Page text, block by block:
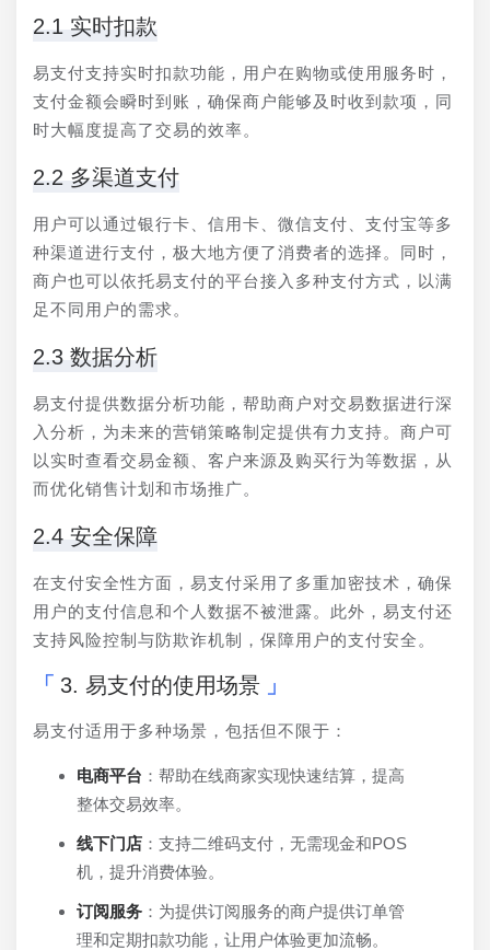
2.1 实时扣款
易支付支持实时扣款功能，用户在购物或使用服务时，
支付金额会瞬时到账，确保商户能够及时收到款项，同
时大幅度提高了交易的效率。
2.2 多渠道支付
用户可以通过银行卡、信用卡、微信支付、支付宝等多
种渠道进行支付，极大地方便了消费者的选择。同时，
商户也可以依托易支付的平台接入多种支付方式，以满
足不同用户的需求。
2.3 数据分析
易支付提供数据分析功能，帮助商户对交易数据进行深
入分析，为未来的营销策略制定提供有力支持。商户可
以实时查看交易金额、客户来源及购买行为等数据，从
而优化销售计划和市场推广。
2.4 安全保障
在支付安全性方面，易支付采用了多重加密技术，确保
用户的支付信息和个人数据不被泄露。此外，易支付还
支持风险控制与防欺诈机制，保障用户的支付安全。
3. 易支付的使用场景
易支付适用于多种场景，包括但不限于：
电商平台 ：帮助在线商家实现快速结算，提高
整体交易效率。
线下门店 ：支持二维码支付，无需现金和POS
机，提升消费体验。
订阅服务 ：为提供订阅服务的商户提供订单管
理和定期扣款功能，让用户体验更加流畅。